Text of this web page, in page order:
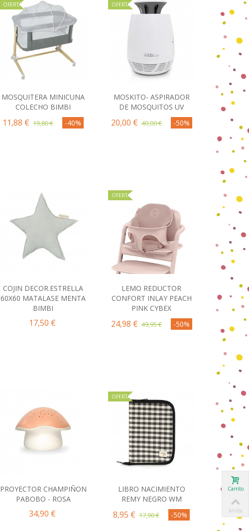
OFERTA
Comprar
MOSQUITERA MINICUNA
COLECHO BIMBI
11,88 € 19,80 € -40%
OFERTA
Comprar
MOSKITO- ASPIRADOR
DE MOSQUITOS UV
20,00 € 40,00 € -50%
Comprar
COJIN DECOR.ESTRELLA
60X60 MATALASE MENTA
BIMBI
17,50 €
OFERTA
Comprar
LEMO REDUCTOR
CONFORT INLAY PEACH
PINK CYBEX
24,98 € 49,95 € -50%
Comprar
PROYECTOR CHAMPIÑON
PABOBO - ROSA
34,90 €
OFERTA
Comprar
LIBRO NACIMIENTO
REMY NEGRO WM
8,95 € 17,90 € -50%
Carrito
Arriba